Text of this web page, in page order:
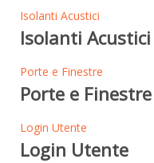
Isolanti Acustici
Isolanti Acustici
Porte e Finestre
Porte e Finestre
Login Utente
Login Utente